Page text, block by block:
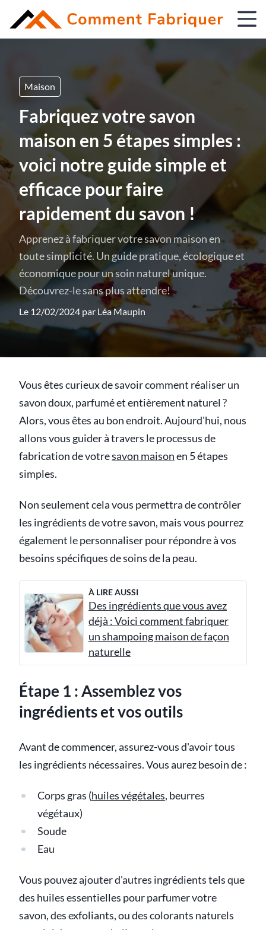
Maison
Fabriquez votre savon
maison en 5 étapes simples :
voici notre guide simple et
efficace pour faire
rapidement du savon !
Apprenez à fabriquer votre savon maison en
toute simplicité. Un guide pratique, écologique et
économique pour un soin naturel unique.
Découvrez-le sans plus attendre!
Le 12/02/2024 par Léa Maupin
Vous êtes curieux de savoir comment réaliser un
savon doux, parfumé et entièrement naturel ?
Alors, vous êtes au bon endroit. Aujourd'hui, nous
allons vous guider à travers le processus de
fabrication de votresavon maisonen 5 étapes
simples.
Non seulement cela vous permettra de contrôler
les ingrédients de votre savon, mais vous pourrez
également le personnaliser pour répondre à vos
besoins spécifiques de soins de la peau.
À LIRE AUSSI
Des ingrédients que vous avez
déjà : Voici comment fabriquer
un shampoing maison de façon
naturelle
Étape 1 : Assemblez vos
ingrédients et vos outils
Avant de commencer, assurez-vous d'avoir tous
les ingrédients nécessaires. Vous aurez besoin de :
Corps gras (huiles végétales, beurres
végétaux)
Soude
Eau
Vous pouvez ajouter d'autres ingrédients tels que
des huiles essentielles pour parfumer votre
savon, des exfoliants, ou des colorants naturels